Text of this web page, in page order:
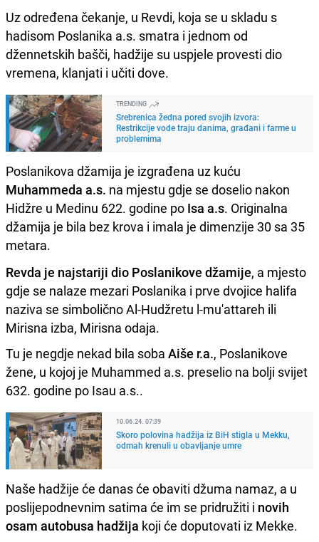
Uz određena čekanje, u Revdi, koja se u skladu s
hadisom Poslanika a.s. smatra i jednom od
džennetskih bašči, hadžije su uspjele provesti dio
vremena, klanjati i učiti dove.
TRENDING
Srebrenica žedna pored svojih izvora:
Restrikcije vode traju danima, građani i farme u
problemima
Poslanikova džamija je izgrađena uz kuću
Muhammeda a.s. na mjestu gdje se doselio nakon
Hidžre u Medinu 622. godine po Isa a.s. Originalna
džamija je bila bez krova i imala je dimenzije 30 sa 35
metara.
Revda je najstariji dio Poslanikove džamije, a mjesto
gdje se nalaze mezari Poslanika i prve dvojice halifa
naziva se simbolično Al-Hudžretu l-mu'attareh ili
Mirisna izba, Mirisna odaja.
Tu je negdje nekad bila soba Aiše r.a., Poslanikove
žene, u kojoj je Muhammed a.s. preselio na bolji svijet
632. godine po Isau a.s..
10.06.24. 07:39
Skoro polovina hadžija iz BiH stigla u Mekku,
odmah krenuli u obavljanje umre
Naše hadžije će danas će obaviti džuma namaz, a u
poslijepodnevnim satima će im se pridružiti i novih
osam autobusa hadžija koji će doputovati iz Mekke.